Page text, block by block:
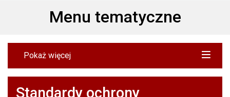
Menu tematyczne
Pokaż więcej
Standardy ochrony